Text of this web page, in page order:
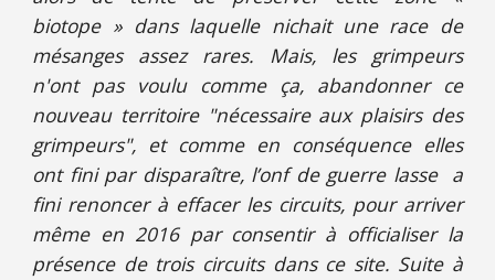
biotope » dans laquelle nichait une race de
mésanges assez rares. Mais, les grimpeurs
n'ont pas voulu comme ça, abandonner ce
nouveau territoire "nécessaire aux plaisirs des
grimpeurs", et comme en conséquence elles
ont fini par disparaître, l’onf de guerre lasse a
fini renoncer à effacer les circuits, pour arriver
même en 2016 par consentir à officialiser la
présence de trois circuits dans ce site. Suite à